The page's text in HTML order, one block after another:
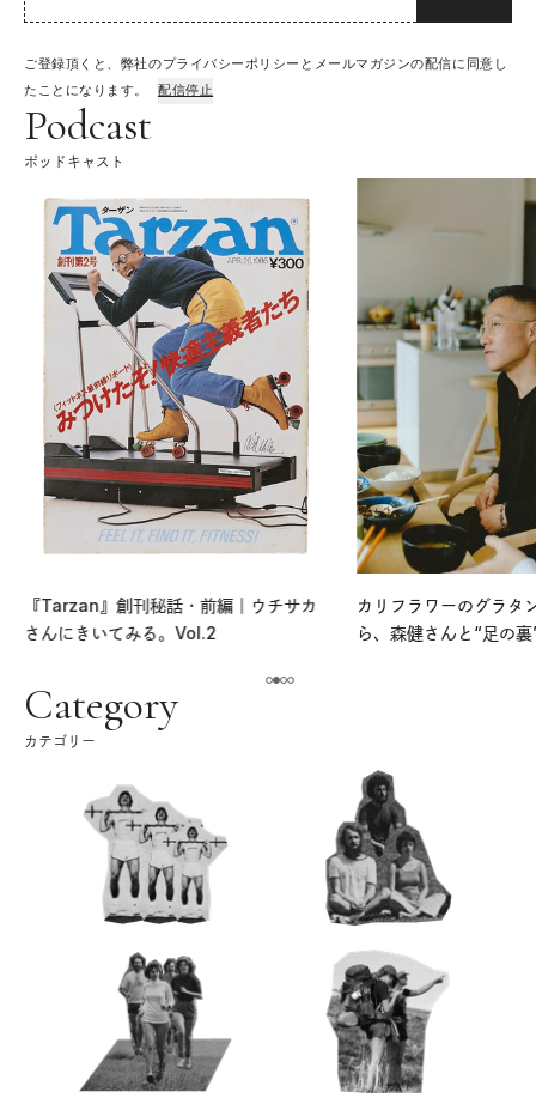
ご登録頂くと、弊社のプライバシーポリシーとメールマガジンの配信に同意し
たことになります。
配信停止
Podcast
ポッドキャスト
『Tarzan』創刊秘話・前編｜ウチサカ
さんにきいてみる。Vol.2
カリフラワーのグラタ
ら、森健さんと“足の
Category
カテゴリー